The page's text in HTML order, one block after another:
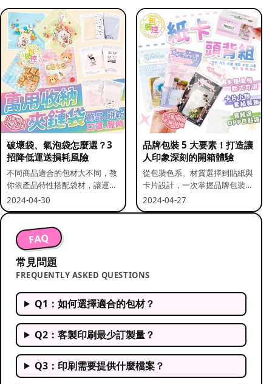
破壞袋、氣泡袋怎麼選？3
招降低運送損耗風險
不同商品適合的包材大不同，教
你依產品特性搭配袋材，讓運送
更安全。
2024-04-30
品牌包裝 5 大要素！打造讓
人印象深刻的開箱體驗
從包裝色系、材質選擇到貼紙與
卡片設計，一次掌握品牌包裝的
關鍵要素。
2024-04-27
FAQ
常見問題
FREQUENTLY ASKED QUESTIONS
Q1：如何選擇適合的包材？
Q2：客製印刷最少訂製量？
Q3：印刷需要提供什麼檔案？